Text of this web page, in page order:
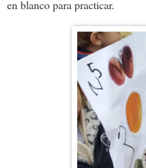
en blanco para practicar.